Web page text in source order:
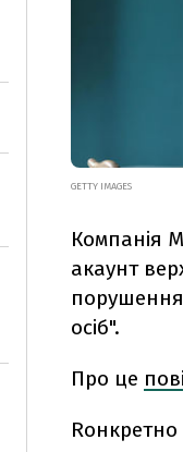
GETTY IMAGES
Компанія
акаунт
порушення
осіб".
Про це